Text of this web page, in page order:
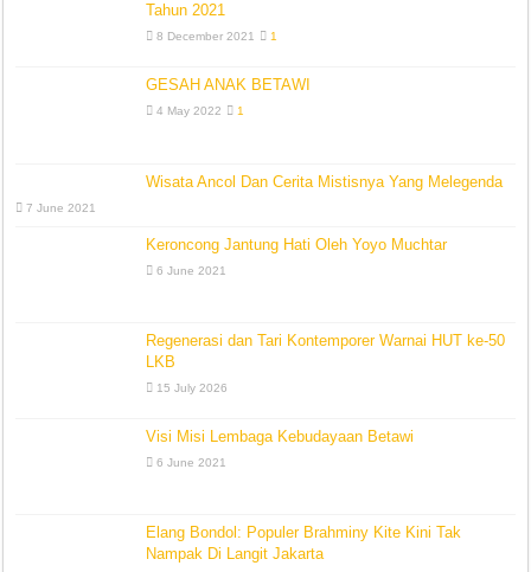
Tahun 2021
8 December 2021 1
GESAH ANAK BETAWI
4 May 2022 1
Wisata Ancol Dan Cerita Mistisnya Yang Melegenda
7 June 2021
Keroncong Jantung Hati Oleh Yoyo Muchtar
6 June 2021
Regenerasi dan Tari Kontemporer Warnai HUT ke-50
LKB
15 July 2026
Visi Misi Lembaga Kebudayaan Betawi
6 June 2021
Elang Bondol: Populer Brahminy Kite Kini Tak
Nampak Di Langit Jakarta